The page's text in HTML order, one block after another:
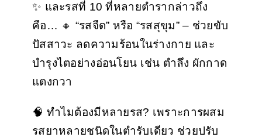
✨ และรสที่ 10 ที่หลายตำรากล่าวถึง
คือ… 🔸 “รสจืด” หรือ “รสสุขุม” – ช่วยขับ
ปัสสาวะ ลดความร้อนในร่างกาย และ
บำรุงไตอย่างอ่อนโยน เช่น ตำลึง ผักกาด
แตงกวา
🧠 ทำไมต้องมีหลายรส? เพราะการผสม
รสยาหลายชนิดในตำรับเดียว ช่วยปรับ